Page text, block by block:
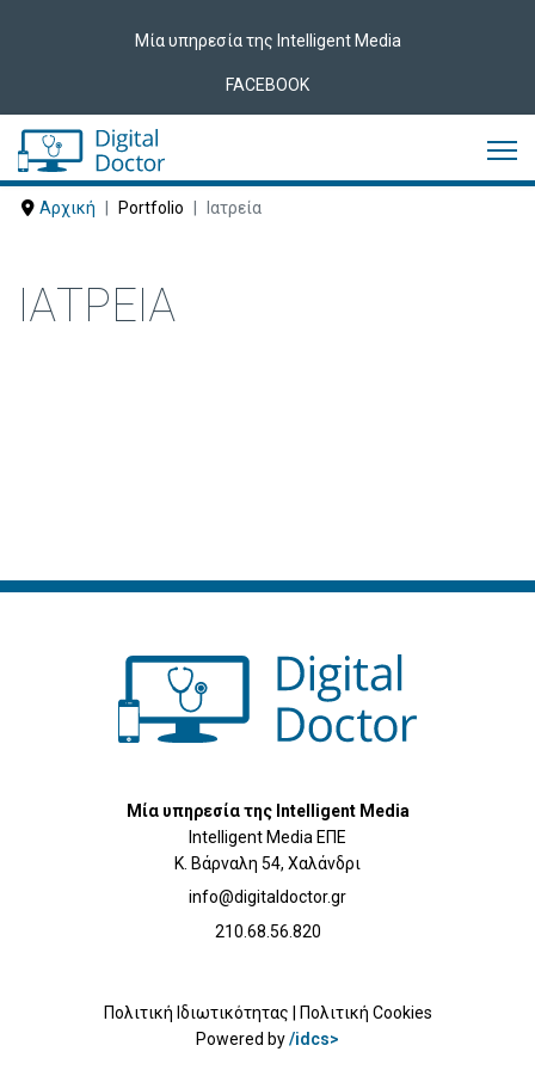
Μία υπηρεσία της Intelligent Media
FACEBOOK
Αρχική Portfolio Ιατρεία
ΙΑΤΡΕΊΑ
Μία υπηρεσία της Intelligent Media
Intelligent Media ΕΠΕ
Κ. Βάρναλη 54, Χαλάνδρι
info@digitaldoctor.gr
210.68.56.820
Πολιτική Ιδιωτικότητας | Πολιτική Cookies
Powered by/idcs>